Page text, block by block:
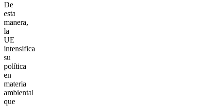
De
esta
manera,
la
UE
intensifica
su
política
en
materia
ambiental
que